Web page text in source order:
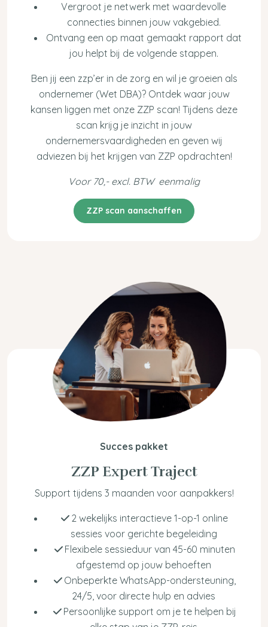
Vergroot je netwerk met waardevolle
connecties binnen jouw vakgebied.
Ontvang een op maat gemaakt rapport dat
jou helpt bij de volgende stappen.
Ben jij een zzp’er in de zorg en wil je groeien als
ondernemer (Wet DBA)? Ontdek waar jouw
kansen liggen met onze ZZP scan! Tijdens deze
scan krijg je inzicht in jouw
ondernemersvaardigheden en geven wij
adviezen bij het krijgen van ZZP opdrachten!
Voor 70,- excl. BTW eenmalig
ZZP scan aanschaffen
Succes pakket
ZZP Expert Traject
Support tijdens 3 maanden voor aanpakkers!
2 wekelijks interactieve 1-op-1 online
sessies voor gerichte begeleiding
Flexibele sessieduur van 45-60 minuten
afgestemd op jouw behoeften
Onbeperkte WhatsApp-ondersteuning,
24/5, voor directe hulp en advies
Persoonlijke support om je te helpen bij